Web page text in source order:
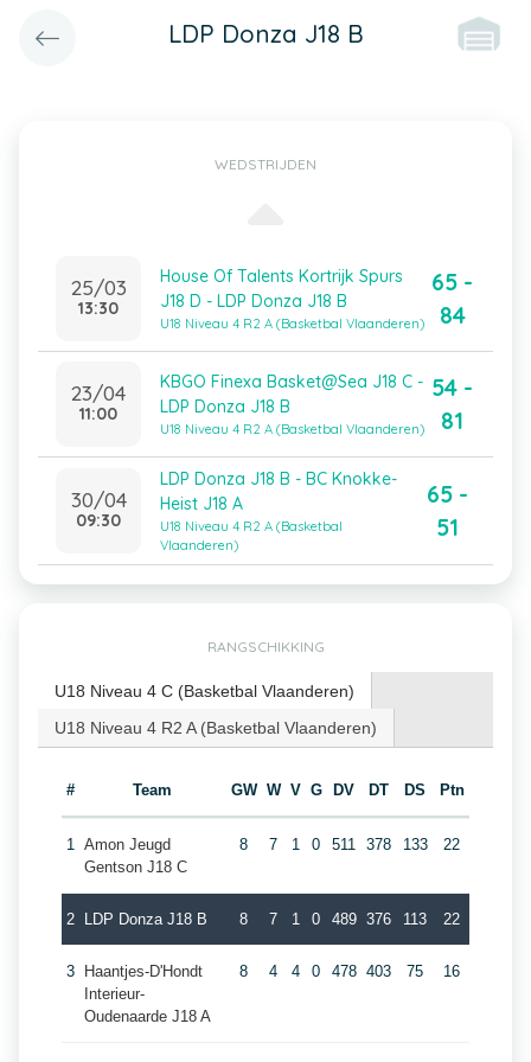
LDP Donza J18 B
WEDSTRIJDEN
25/03
13:30
House Of Talents Kortrijk Spurs
J18 D - LDP Donza J18 B
U18 Niveau 4 R2 A (Basketbal Vlaanderen)
65 -
84
23/04
11:00
KBGO Finexa Basket@Sea J18 C -
LDP Donza J18 B
U18 Niveau 4 R2 A (Basketbal Vlaanderen)
54 -
81
30/04
09:30
LDP Donza J18 B - BC Knokke-
Heist J18 A
U18 Niveau 4 R2 A (Basketbal
Vlaanderen)
65 -
51
RANGSCHIKKING
U18 Niveau 4 C (Basketbal Vlaanderen)
U18 Niveau 4 R2 A (Basketbal Vlaanderen)
# Team GW W V G DV DT DS Ptn
1 Amon Jeugd
Gentson J18 C
8 7 1 0 511 378 133 22
2 LDP Donza J18 B 8 7 1 0 489 376 113 22
3
Haantjes-D'Hondt
Interieur-
Oudenaarde J18 A
8 4 4 0 478 403 75 16